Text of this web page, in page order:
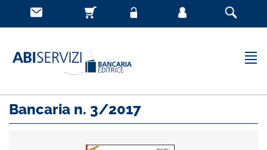
Bancaria n. 3/2017